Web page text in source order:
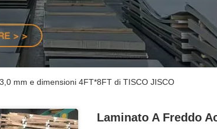
mm e dimensioni 4FT*8FT di TISCO JISCO
Laminato A Freddo